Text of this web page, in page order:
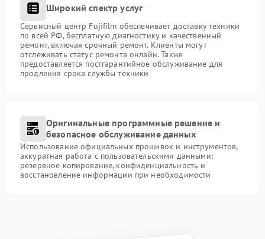
Широкий спектр услуг
Сервисный центр Fujifilm обеспечивает доставку техники
по всей РФ, бесплатную диагностику и качественный
ремонт, включая срочный ремонт. Клиенты могут
отслеживать статус ремонта онлайн. Также
предоставляется постгарантийное обслуживание для
продления срока службы техники
Оригинальные программные решение и
безопасное обслуживание данных
Использование официальных прошивок и инструментов,
аккуратная работа с пользовательскими данными:
резервное копирование, конфиденциальность и
восстановление информации при необходимости